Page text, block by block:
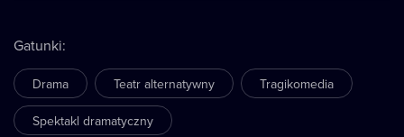
Gatunki:
Drama Teatr alternatywny Tragikomedia
Spektakl dramatyczny